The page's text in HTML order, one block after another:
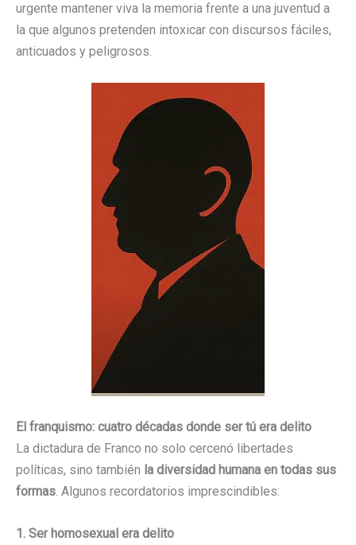
urgente mantener viva la memoria frente a una juventud a
la que algunos pretenden intoxicar con discursos fáciles,
anticuados y peligrosos.
El franquismo: cuatro décadas donde ser tú era delito
La dictadura de Franco no solo cercenó libertades
políticas, sino también la diversidad humana en todas sus
formas. Algunos recordatorios imprescindibles:
1. Ser homosexual era delito